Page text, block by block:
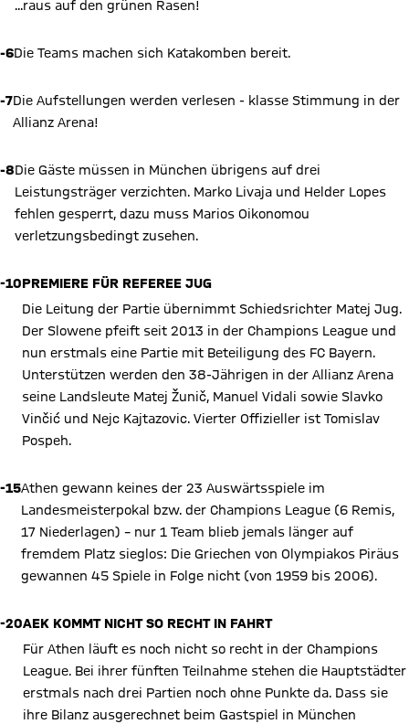
...raus auf den grünen Rasen!
-6Die Teams machen sich Katakomben bereit.
-7Die Aufstellungen werden verlesen - klasse Stimmung in der
Allianz Arena!
-8Die Gäste müssen in München übrigens auf drei
Leistungsträger verzichten. Marko Livaja und Helder Lopes
fehlen gesperrt, dazu muss Marios Oikonomou
verletzungsbedingt zusehen.
-10PREMIERE FÜR REFEREE JUG
Die Leitung der Partie übernimmt Schiedsrichter Matej Jug.
Der Slowene pfeift seit 2013 in der Champions League und
nun erstmals eine Partie mit Beteiligung des FC Bayern.
Unterstützen werden den 38-Jährigen in der Allianz Arena
seine Landsleute Matej Žunič, Manuel Vidali sowie Slavko
Vinčić und Nejc Kajtazovic. Vierter Offizieller ist Tomislav
Pospeh.
-15Athen gewann keines der 23 Auswärtsspiele im
Landesmeisterpokal bzw. der Champions League (6 Remis,
17 Niederlagen) – nur 1 Team blieb jemals länger auf
fremdem Platz sieglos: Die Griechen von Olympiakos Piräus
gewannen 45 Spiele in Folge nicht (von 1959 bis 2006).
-20AEK KOMMT NICHT SO RECHT IN FAHRT
Für Athen läuft es noch nicht so recht in der Champions
League. Bei ihrer fünften Teilnahme stehen die Hauptstädter
erstmals nach drei Partien noch ohne Punkte da. Dass sie
ihre Bilanz ausgerechnet beim Gastspiel in München